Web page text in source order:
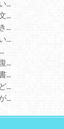
...
...
...
...
...
...
...
...